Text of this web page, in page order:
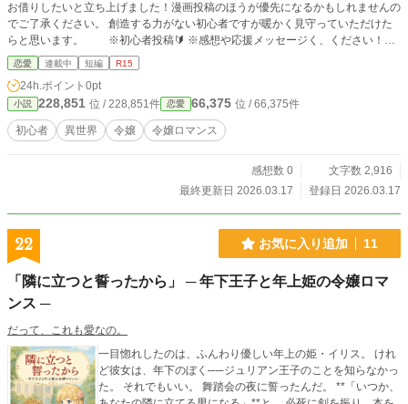
お借りしたいと立ち上げました！漫画投稿のほうが優先になるかもしれませんの
でご了承ください。 創造する力がない初心者ですが暖かく見守っていただけた
らと思います。 ※初心者投稿🔰 ※感想や応援メッセージく、ください！！
※漫画家ではありませんが漫画描こうとしております。 ※語彙力はありませ
ん。変なところがありましても、読み取っていただけたら幸いです… ※限られ
た時間の中、作成するのでかなりお待たせしてしまいます
恋愛 連載中 短編 R15
24h.ポイント 0pt
小説 228,851 位 / 228,851件 恋愛 66,375 位 / 66,375件
初心者 異世界 令嬢 令嬢ロマンス
感想数 0
文字数 2,916
最終更新日 2026.03.17
登録日 2026.03.17
22 お気に入り追加 11
「隣に立つと誓ったから」 ─ 年下王子と年上姫の令嬢ロマ
ンス ─
だって、これも愛なの。
一目惚れしたのは、ふんわり優しい年上の姫・イリス。 けれ
ど彼女は、年下のぼく──ジュリアン王子のことを知らなかっ
た。 それでもいい。 舞踏会の夜に誓ったんだ。 **「いつか、